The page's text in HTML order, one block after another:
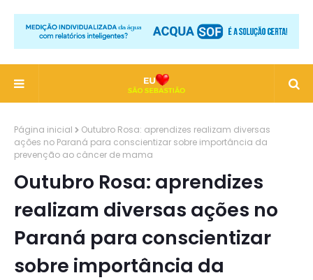
Página inicial
Outubro Rosa: aprendizes realizam diversas
ações no Paraná para conscientizar sobre importância da
prevenção ao câncer de mama
Outubro Rosa: aprendizes
realizam diversas ações no
Paraná para conscientizar
sobre importância da